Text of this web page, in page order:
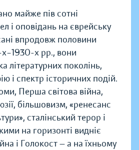
майже пів сотні
і оповідань на єврейську
впродовж половини
х–1930-х рр., вони
літературних поколінь,
і спектр історичних подій.
Перша світова війна,
більшовизм, «ренесанс
сталінський терор і
на горизонті видніє
і Голокост — а на їхньому